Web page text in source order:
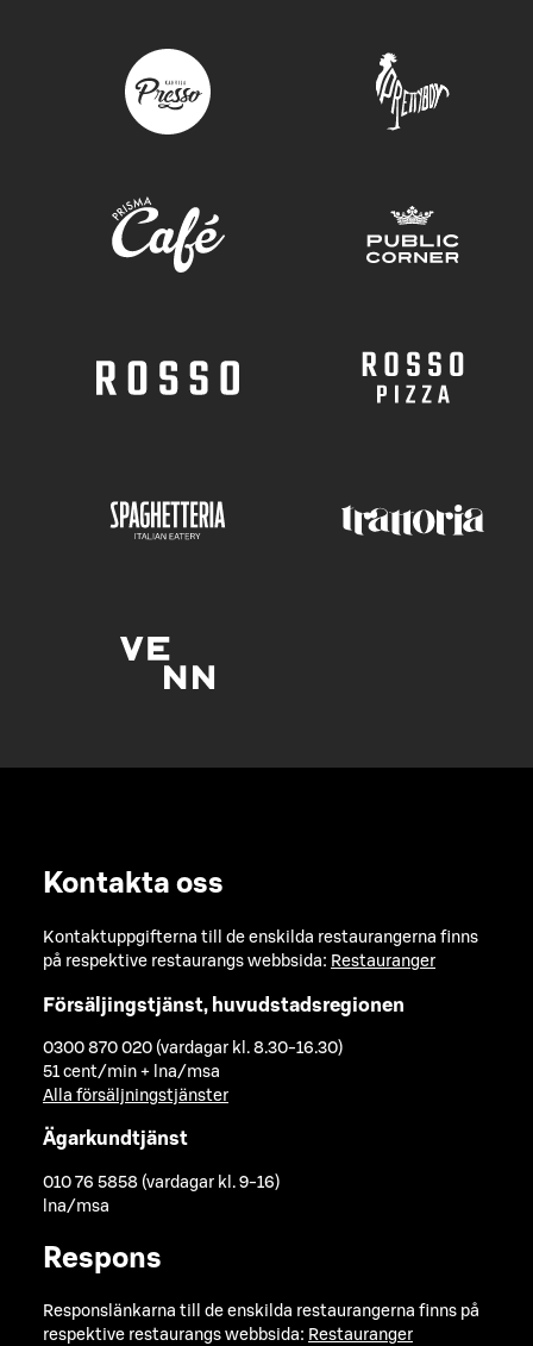
Kontakta oss
Kontaktuppgifterna till de enskilda restaurangerna finns
på respektive restaurangs webbsida: Restauranger
Försäljingstjänst, huvudstadsregionen
0300 870 020 (vardagar kl. 8.30-16.30)
51 cent/min + lna/msa
Alla försäljningstjänster
Ägarkundtjänst
010 76 5858 (vardagar kl. 9-16)
lna/msa
Respons
Responslänkarna till de enskilda restaurangerna finns på
respektive restaurangs webbsida: Restauranger